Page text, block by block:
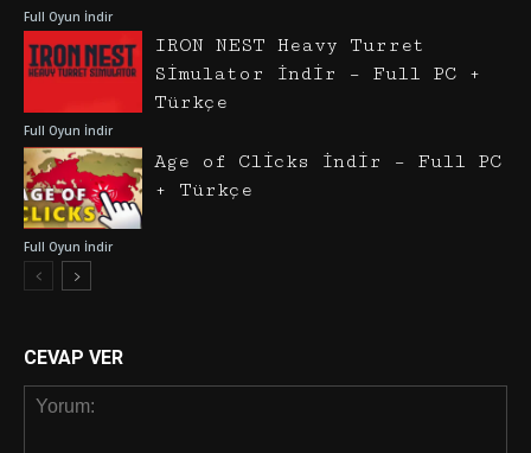
Full Oyun İndir
Full Oyun İndir
IRON NEST Heavy Turret
Simulator İndir – Full PC +
Türkçe
Full Oyun İndir
Age of Clicks İndir – Full PC
+ Türkçe
CEVAP VER